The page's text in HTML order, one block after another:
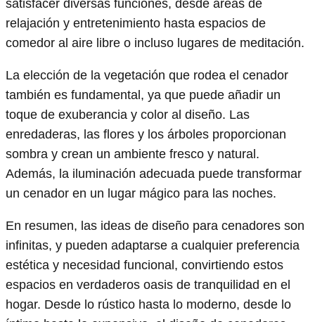
satisfacer diversas funciones, desde áreas de
relajación y entretenimiento hasta espacios de
comedor al aire libre o incluso lugares de meditación.
La elección de la vegetación que rodea el cenador
también es fundamental, ya que puede añadir un
toque de exuberancia y color al diseño. Las
enredaderas, las flores y los árboles proporcionan
sombra y crean un ambiente fresco y natural.
Además, la iluminación adecuada puede transformar
un cenador en un lugar mágico para las noches.
En resumen, las ideas de diseño para cenadores son
infinitas, y pueden adaptarse a cualquier preferencia
estética y necesidad funcional, convirtiendo estos
espacios en verdaderos oasis de tranquilidad en el
hogar. Desde lo rústico hasta lo moderno, desde lo